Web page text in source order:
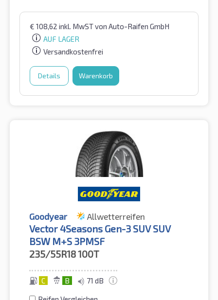
€ 108,62 inkl. MwSTvon Auto-Raifen GmbH
AUF LAGER
Versandkostenfrei
Details Warenkorb
Goodyear Allwetterreifen
Vector 4Seasons Gen-3 SUV SUV
BSW M+S 3PMSF
235/55R18100T
C B 71 dB